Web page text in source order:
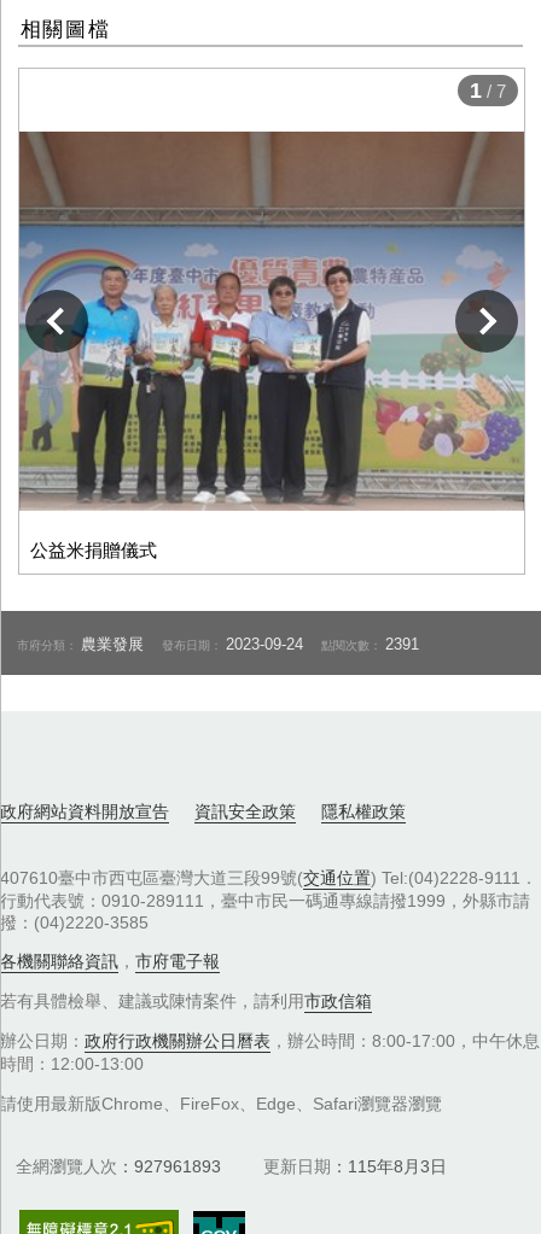
相關圖檔
公益米捐贈儀式
1 / 7
市府分類： 農業發展 發布日期： 2023-09-24 點閱次數： 2391
政府網站資料開放宣告 資訊安全政策 隱私權政策
407610臺中市西屯區臺灣大道三段99號(交通位置) Tel:(04)2228-9111．
行動代表號：0910-289111，臺中市民一碼通專線請撥1999，外縣市請
撥：(04)2220-3585
各機關聯絡資訊 ， 市府電子報
若有具體檢舉、建議或陳情案件，請利用市政信箱
辦公日期： 政府行政機關辦公日曆表 ，辦公時間：8:00-17:00，中午休息
時間：12:00-13:00
請使用最新版Chrome、FireFox、Edge、Safari瀏覽器瀏覽
全網瀏覽人次 927961893 更新日期 115年8月3日